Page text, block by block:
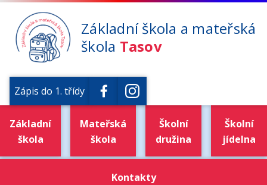
Základní škola a mateřská
škola Tasov
Zápis do 1. třídy
Základní
škola
Mateřská
škola
Školní
družina
Školní
jídelna
Kontakty